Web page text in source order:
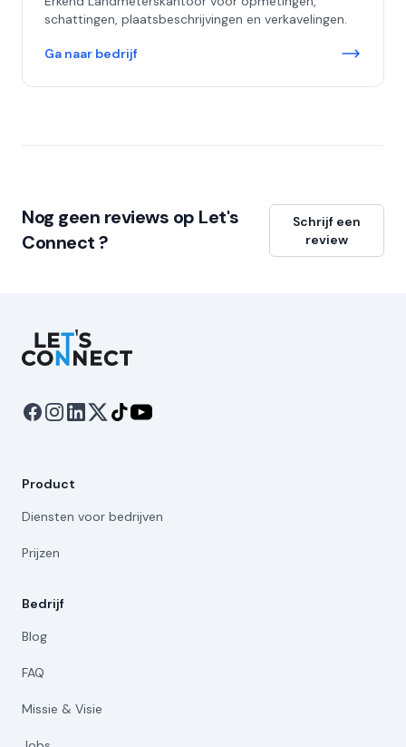
schattingen, plaatsbeschrijvingen en verkavelingen.
Ga naar bedrijf
Nog geen reviews op Let's
Connect ?
Schrijf een
review
Let's Connect
Product
Diensten voor bedrijven
Prijzen
Bedrijf
Blog
FAQ
Missie & Visie